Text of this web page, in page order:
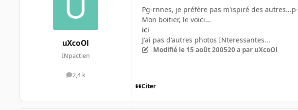
uXcoOl
INpactien
2,4 k
messages
Pg-rnnes, je préfère pas m'ispiré des
Mon boitier, le voici...
ici
J'ai pas d'autres photos INteressantes...
Modifié le 15 août 200520 a par uXcoOl
Citer